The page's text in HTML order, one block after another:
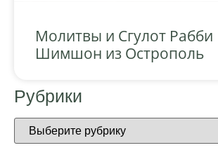
Молитвы и Сгулот Рабби
Шимшон из Острополь
Рубрики